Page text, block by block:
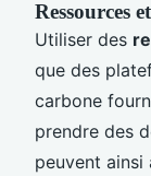
Ressources
Utiliser des
que des
carbone
prendre des
peuvent